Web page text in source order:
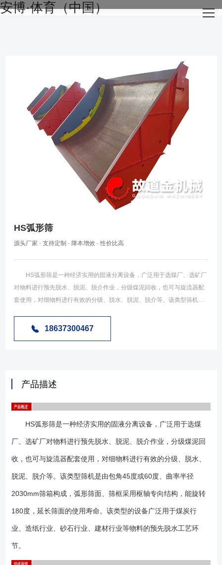
安博·体育（中国）
网站安博·体育（中国）
生产设备
安博·体育（中国）
HS弧形筛
源头厂家 · 支持定制 · 降本增效 · 性价比高
HS弧形筛是一种经济实用的固液分离设备，广泛用于选煤厂、选矿厂
对物料进行预先脱水、脱泥、脱介作业，分级煤泥回收，也可与旋流器配
套使用，对细物料进行有效的分级、脱水、脱泥、脱介等。该类型筛机是
轴专向结构，能旋转180度，延长筛面的使用寿命。该类型的设备广泛用
动弧形筛和无动力弧形筛（又称可翻转弧形筛）。可翻转弧形筛入料端与
在冶金、化工等行业也得到了广泛的应用。 1、该类型设备常用的
有振动弧形筛，翻转弧形筛、击打弧形筛等类型； 2、弧形筛的包角常
用的有60度和45度两种； 3、筛板常用为不锈钢条缝筛板； 4、设
弧形筛时应注意空间尺寸是否允许； 2、基础可做成预埋铁或地脚螺栓
两种类型； 3、请注明含入料箱与不含入料箱两种情况； 4、设备
细对照零部件的数量是否一致； （2）检查各个零部件是否在运输过程
中有碰撞或破损； （3）按照装配图依次将各个零部件组装牢固；
（4）如与脱水筛配套使用的弧形筛安装时请注意保证筛机与弧形筛的距
卸下电机风罩，注意电机转向； （1）可翻转弧形筛在使用中注意脱水
的效果，如发现跑粗磨损严重等现象需要将入料端与出料端对换下位置来
18637300467
产品描述
HS弧形筛是一种经济实用的固液分离设备，广泛用于选煤
厂、选矿厂对物料进行预先脱水、脱泥、脱介作业，分级煤泥回
收，也可与旋流器配套使用，对细物料进行有效的分级、脱水、
脱泥、脱介等。该类型筛机是由包角45度或60度、曲率半径
2030mm筛箱构成，弧形筛面、筛框采用枢轴专向结构，能旋转
180度，延长筛面的使用寿命。该类型的设备广泛用于煤炭行
业、造纸行业、砂石行业、建材行业等物料的预先脱水工艺环
节。